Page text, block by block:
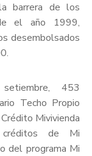
barrera de los
el año 1999,
desembolsados
453
Techo Propio
Mivivienda
de Mi
del programa Mi